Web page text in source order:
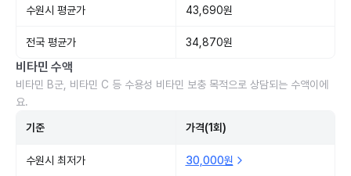
수원시 평균가 43,690원
전국 평균가 34,870원
비타민 수액
비타민 B군, 비타민 C 등 수용성 비타민 보충 목적으로 상담되는 수액이에
요.
기준 가격(1회)
수원시 최저가 30,000원